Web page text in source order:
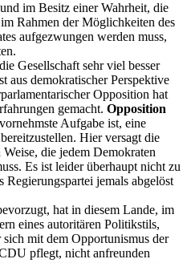
im Besitz einer Wahrheit, die
Rahmen der Möglichkeiten des
aufgezwungen werden muss,
Gesellschaft sehr viel besser
aus demokratischer Perspektive
Opposition hat
gemacht. Opposition
Aufgabe ist, eine
Hier versagt die
die jedem Demokraten
Es ist leider überhaupt nicht zu
jemals abgelöst
hat in diesem Lande, im
eines autoritären Politikstils,
mit dem Opportunismus der
pflegt, nicht anfreunden